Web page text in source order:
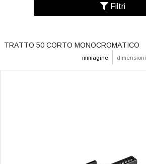
Filtri
immagine dimensioni
TRATTO 50 CORTO MONOCROMATICO